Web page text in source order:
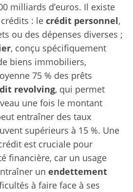
milliards d’euros. Il existe
: le crédit personnel,
ou des dépenses diverses ;
, conçu spécifiquement
biens immobiliers,
75 % des prêts
revolving, qui permet
une fois le montant
entraîner des taux
supérieurs à 15 %. Une
est cruciale pour
financière, car un usage
un endettement
à faire face à ses